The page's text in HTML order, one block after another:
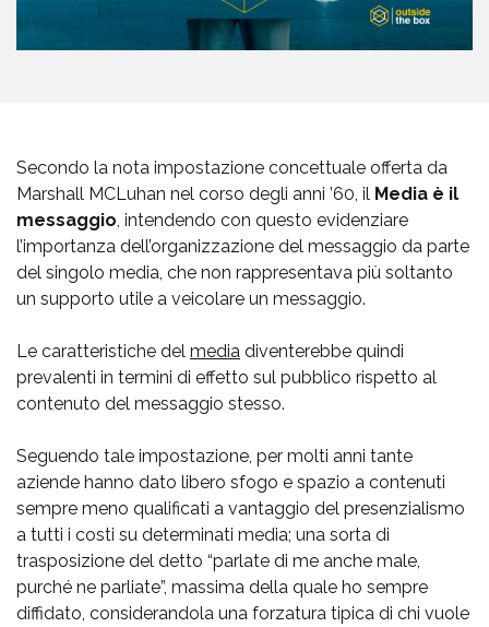
Secondo la nota impostazione concettuale offerta da
Marshall MCLuhan nel corso degli anni ’60, il Media è il
messaggio, intendendo con questo evidenziare
l’importanza dell’organizzazione del messaggio da parte
del singolo media, che non rappresentava più soltanto
un supporto utile a veicolare un messaggio.
Le caratteristiche del media diventerebbe quindi
prevalenti in termini di effetto sul pubblico rispetto al
contenuto del messaggio stesso.
Seguendo tale impostazione, per molti anni tante
aziende hanno dato libero sfogo e spazio a contenuti
sempre meno qualificati a vantaggio del presenzialismo
a tutti i costi su determinati media; una sorta di
trasposizione del detto “parlate di me anche male,
purché ne parliate”, massima della quale ho sempre
diffidato, considerandola una forzatura tipica di chi vuole